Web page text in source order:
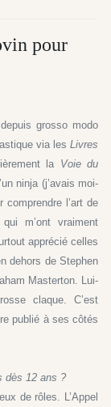
pour
grosso modo
via les Livres
la Voie du
ninja (j’avais moi-
l’art de
m’ont vraiment
apprécié celles
dehors de Stephen
Masterton. Lui-
claque. C’est
publié à ses côtés
dès 12 ans ?
de rôles. L’Appel